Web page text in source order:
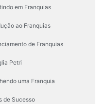
em Franquias
ao Franquias
de Franquias
Petri
uma Franquia
de Sucesso